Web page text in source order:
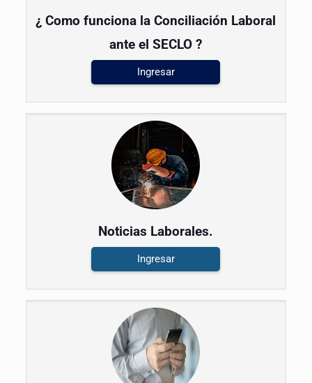
¿ Como funciona la Conciliación Laboral
ante el SECLO ?
Ingresar
Noticias Laborales.
Ingresar